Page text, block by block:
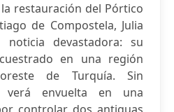
restauración del Pórtico
de Compostela, Julia
noticia devastadora: su
en una región
de Turquía. Sin
verá envuelta en una